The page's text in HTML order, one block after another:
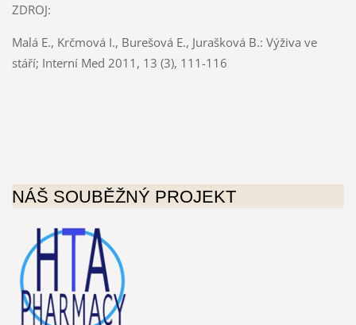
ZDROJ:
Malá E., Krčmová I., Burešová E., Jurašková B.: Výživa ve
stáří; Interní Med 2011, 13 (3), 111-116
NÁŠ SOUBĚŽNÝ PROJEKT